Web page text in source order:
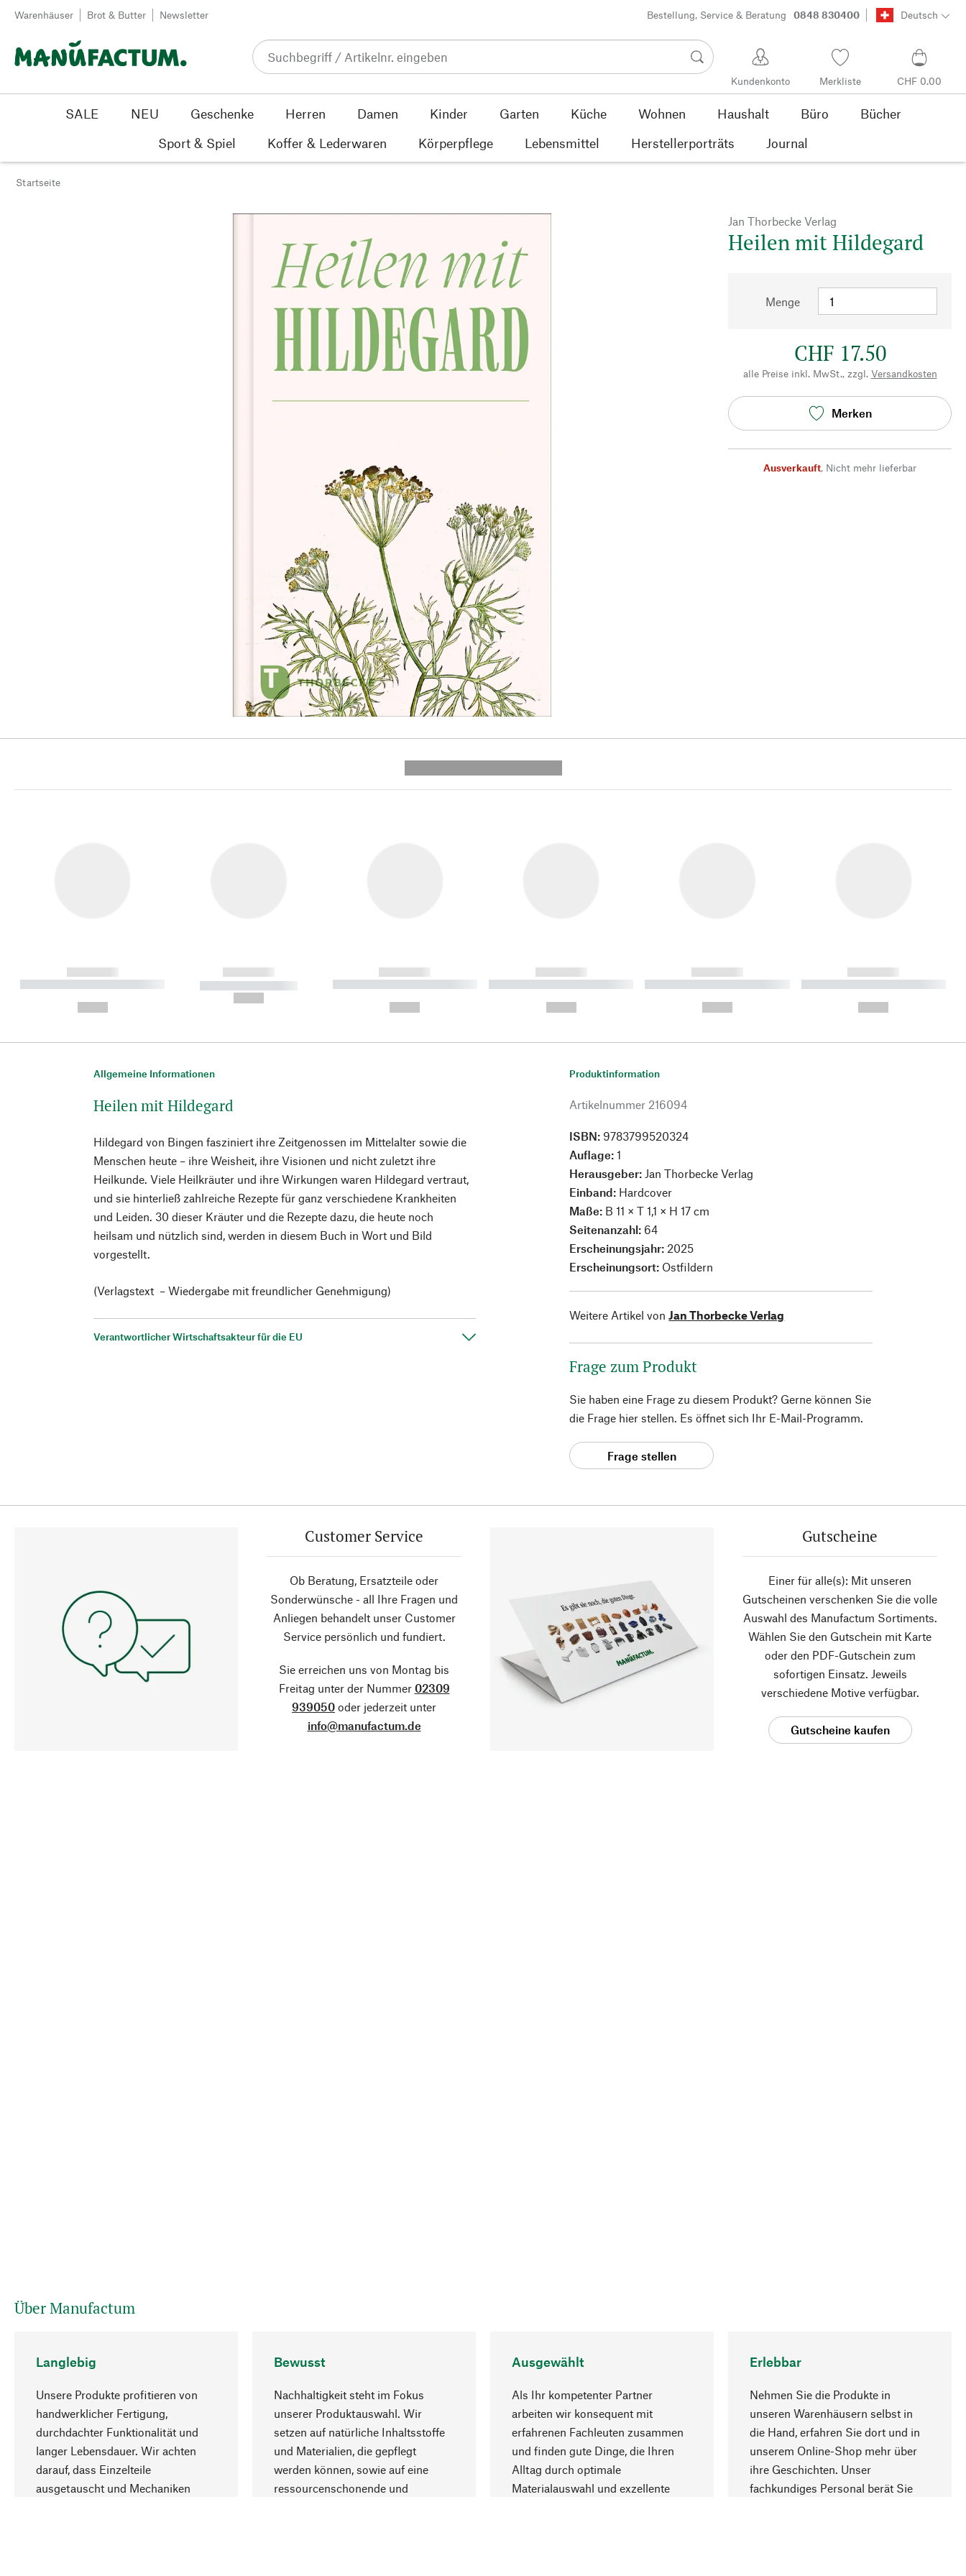
Zum Inhalt springen
Warenhäuser Brot & Butter Newsletter Bestellung, Service & Beratung 0848 830400 Deutsch
Kundenkonto Merkliste CHF 0.00
SALE NEU Geschenke Herren Damen Kinder Garten Küche Wohnen Haushalt Büro
Bücher
Sport & Spiel
Koffer & Lederwaren Körperpflege Lebensmittel Herstellerporträts Journal
Startseite
Jan Thorbecke Verlag
Heilen mit Hildegard
Menge
CHF 17.50
alle Preise inkl. MwSt., zzgl. Versandkosten
Merken
Ausverkauft, Nicht mehr lieferbar
------------
----------- ----------- ----------
------------
----------- -----------
------------
----------- ----------- ----------
------------
----------- ----------- ----------
------------
----------- ----------- ----------
------------
----------- ----------- ----------
Allgemeine Informationen
Heilen mit Hildegard
Hildegard von Bingen fasziniert ihre Zeitgenossen im Mittelalter sowie die
Menschen heute – ihre Weisheit, ihre Visionen und nicht zuletzt ihre
Heilkunde. Viele Heilkräuter und ihre Wirkungen waren Hildegard vertraut,
und sie hinterließ zahlreiche Rezepte für ganz verschiedene Krankheiten
und Leiden. 30 dieser Kräuter und die Rezepte dazu, die heute noch
heilsam und nützlich sind, werden in diesem Buch in Wort und Bild
vorgestellt.
(Verlagstext – Wiedergabe mit freundlicher Genehmigung)
Verantwortlicher Wirtschaftsakteur für die EU
Produktinformation
Artikelnummer 216094
ISBN: 9783799520324
Auflage:1
Herausgeber: Jan Thorbecke Verlag
Einband: Hardcover
Maße: B 11 × T 1,1 × H 17 cm
Seitenanzahl: 64
Erscheinungsjahr: 2025
Erscheinungsort: Ostfildern
Weitere Artikel von Jan Thorbecke Verlag
Frage zum Produkt
Sie haben eine Frage zu diesem Produkt? Gerne können Sie
die Frage hier stellen. Es öffnet sich Ihr E-Mail-Programm.
Frage stellen
Customer Service
Ob Beratung, Ersatzteile oder
Sonderwünsche - all Ihre Fragen und
Anliegen behandelt unser Customer
Service persönlich und fundiert.
Sie erreichen uns von Montag bis
Freitag unter der Nummer 02309
939050 oder jederzeit unter
info@manufactum.de
Gutscheine
Einer für alle(s): Mit unseren
Gutscheinen verschenken Sie die volle
Auswahl des Manufactum Sortiments.
Wählen Sie den Gutschein mit Karte
oder den PDF-Gutschein zum
sofortigen Einsatz. Jeweils
verschiedene Motive verfügbar.
Gutscheine kaufen
Über Manufactum
Langlebig
Unsere Produkte profitieren von
handwerklicher Fertigung,
durchdachter Funktionalität und
langer Lebensdauer. Wir achten
darauf, dass Einzelteile
ausgetauscht und Mechaniken
Bewusst
Nachhaltigkeit steht im Fokus
unserer Produktauswahl. Wir
setzen auf natürliche Inhaltsstoffe
und Materialien, die gepflegt
werden können, sowie auf eine
ressourcenschonende und
Ausgewählt
Als Ihr kompetenter Partner
arbeiten wir konsequent mit
erfahrenen Fachleuten zusammen
und finden gute Dinge, die Ihren
Alltag durch optimale
Materialauswahl und exzellente
Erlebbar
Nehmen Sie die Produkte in
unseren Warenhäusern selbst in
die Hand, erfahren Sie dort und in
unserem Online-Shop mehr über
ihre Geschichten. Unser
fachkundiges Personal berät Sie